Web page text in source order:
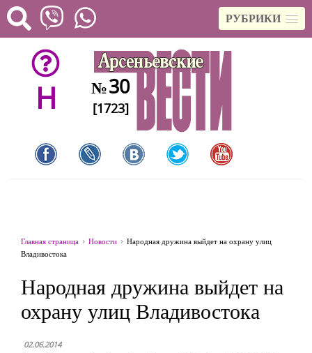
РУБРИКИ
H №30
[1723]
Главная страница Новости
Народная дружина выйдет на охрану улиц
Владивостока
Народная дружина выйдет на
охрану улиц Владивостока
02.06.2014